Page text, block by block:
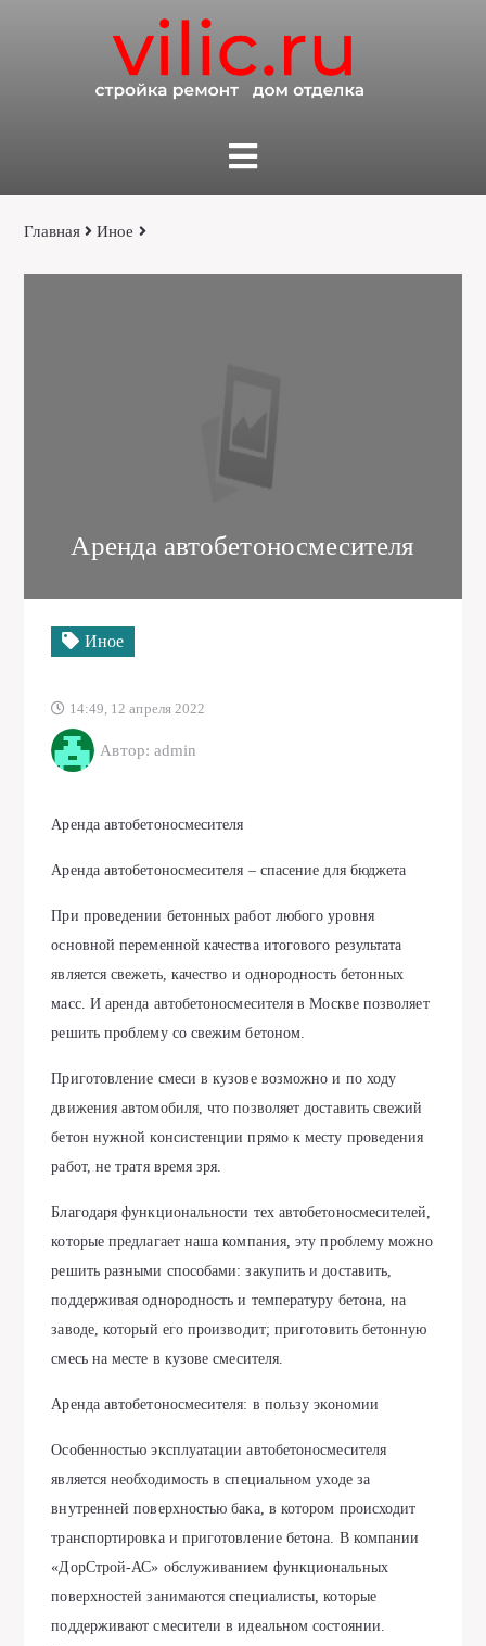
Главная Иное
Аренда автобетоносмесителя
Иное
14:49, 12 апреля 2022
Автор: admin
Аренда автобетоносмесителя
Аренда автобетоносмесителя – спасение для бюджета
При проведении бетонных работ любого уровня
основной переменной качества итогового результата
является свежеть, качество и однородность бетонных
масс. И аренда автобетоносмесителя в Москве позволяет
решить проблему со свежим бетоном.
Приготовление смеси в кузове возможно и по ходу
движения автомобиля, что позволяет доставить свежий
бетон нужной консистенции прямо к месту проведения
работ, не тратя время зря.
Благодаря функциональности тех автобетоносмесителей,
которые предлагает наша компания, эту проблему можно
решить разными способами: закупить и доставить,
поддерживая однородность и температуру бетона, на
заводе, который его производит; приготовить бетонную
смесь на месте в кузове смесителя.
Аренда автобетоносмесителя: в пользу экономии
Особенностью эксплуатации автобетоносмесителя
является необходимость в специальном уходе за
внутренней поверхностью бака, в котором происходит
транспортировка и приготовление бетона. В компании
«ДорСтрой-АС» обслуживанием функциональных
поверхностей занимаются специалисты, которые
поддерживают смесители в идеальном состоянии.